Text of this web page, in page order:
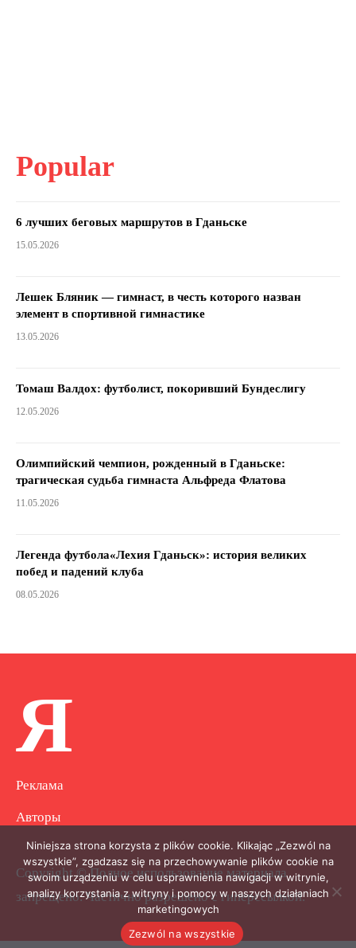
Popular
6 лучших беговых маршрутов в Гданьске
15.05.2026
Лешек Бляник — гимнаст, в честь которого назван
элемент в спортивной гимнастике
13.05.2026
Томаш Валдох: футболист, покоривший Бундеслигу
12.05.2026
Олимпийский чемпион, рожденный в Гданьске:
трагическая судьба гимнаста Альфреда Флатова
11.05.2026
Легенда футбола«Лехия Гданьск»: история великих
побед и падений клуба
08.05.2026
Я
Реклама
Авторы
Copyright © Полное использование материала
запрещено. Частично разрешено с гиперссылкой.
Niniejsza strona korzysta z plików cookie. Klikając „Zezwól na
wszystkie”, zgadzasz się na przechowywanie plików cookie na
swoim urządzeniu w celu usprawnienia nawigacji w witrynie,
analizy korzystania z witryny i pomocy w naszych działaniach
marketingowych
Zezwól na wszystkie